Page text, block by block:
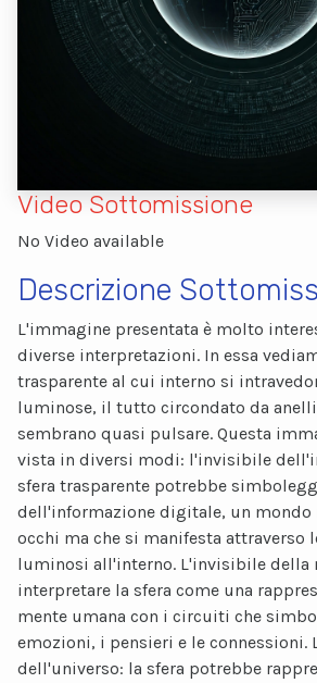
Video Sottomissione
No Video available
Descrizione
L'immagine presentata è molto
diverse interpretazioni. In essa
trasparente al cui interno si
luminose, il tutto circondato da
sembrano quasi pulsare. Questa
vista in diversi modi: l'invisibile
sfera trasparente potrebbe
dell'informazione digitale, un
occhi ma che si manifesta attraverso
luminosi all'interno. L'invisibile della
interpretare la sfera come una
mente umana con i circuiti che
emozioni, i pensieri e le connessioni.
dell'universo: la sfera potrebbe